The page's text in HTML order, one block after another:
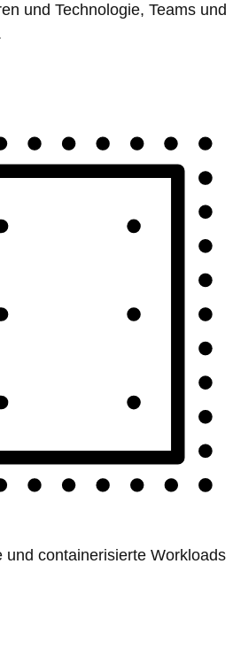
und Technologie, Teams und
und containerisierte Workloads